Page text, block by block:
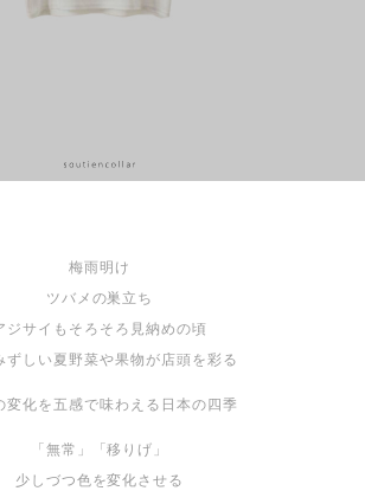
梅雨明け
ツバメの巣立ち
ジサイもそろそろ見納めの頃
ずしい夏野菜や果物が店頭を彩る
変化を五感で味わえる日本の四季
「無常」「移りげ」
少しづつ色を変化させる